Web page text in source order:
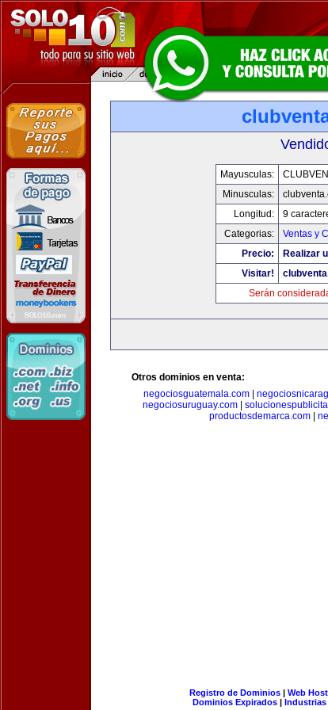
Mayusculas:
Minusculas:
Longitud:
9
Categorias:
Ventas y
Precio:
Realizar
Visitar!
Serán
Otros dominios en venta:
negociosguatemala.com
negociosuruguay.com
productosdemarca.com
Registro de Dominios| Web
Dominios Expirados | Industrias